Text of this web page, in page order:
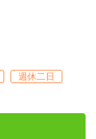
週休二日